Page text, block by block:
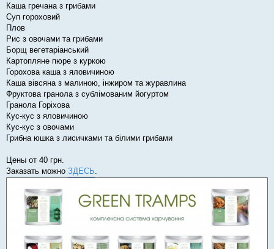
Каша гречана з грибами
Суп гороховий
Плов
Рис з овочами та грибами
Борщ вегетаріанський
Картопляне пюре з куркою
Горохова каша з яловичиною
Каша вівсяна з малиною, інжиром та журавлина
Фруктова гранола з сублімованим йогуртом
Гранола Горіхова
Кус-кус з яловичиною
Кус-кус з овочами
Грибна юшка з лисичками та білими грибами
Цены от 40 грн.
Заказать можно ЗДЕСЬ